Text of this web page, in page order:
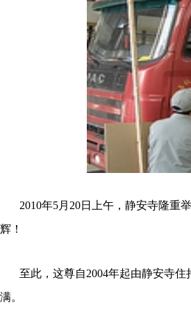
2010年5月 20日上午，静安寺隆重
辉！
至此， 这尊自2004年起由静安寺
满。